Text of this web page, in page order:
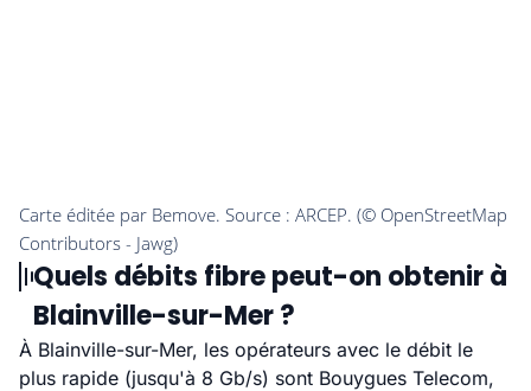
Quels débits fibre peut-on obtenir à
Blainville-sur-Mer ?
À Blainville-sur-Mer, les opérateurs avec le débit le
plus rapide (jusqu'à 8 Gb/s) sont Bouygues Telecom,